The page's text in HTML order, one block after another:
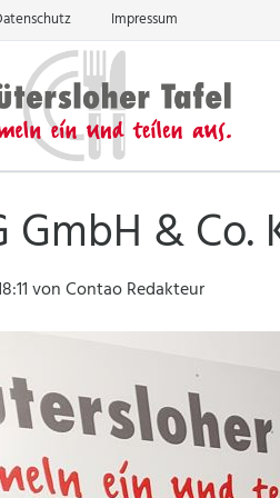
Impressum
GmbH &
von Contao Redakteur